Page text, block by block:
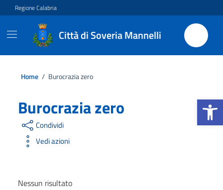
Apri la
Vai ai contenuti
Vai al footer
Regione Calabria
Città di Soveria Mannelli
Home / Burocrazia zero
Burocrazia zero
Condividi
Vedi azioni
Nessun risultato